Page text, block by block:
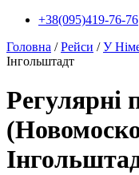
+38(095)419-76-76
Головна /Рейси /У
Інгольштадт
Регулярні